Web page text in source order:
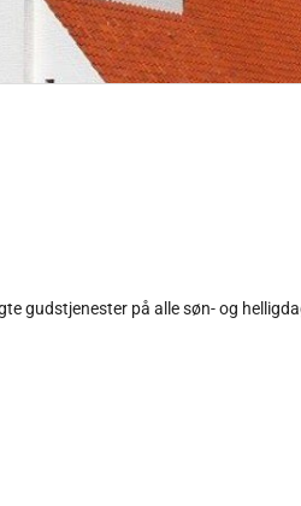
gudstjenester på alle søn- og